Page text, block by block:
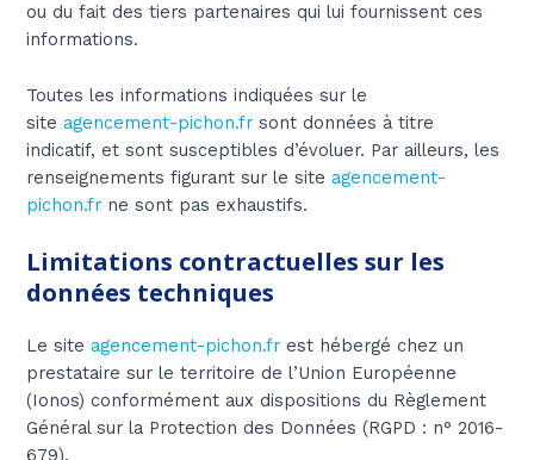
ou du fait des tiers partenaires qui lui fournissent ces
informations.
Toutes les informations indiquées sur le
site agencement-pichon.fr sont données à titre
indicatif, et sont susceptibles d’évoluer. Par ailleurs, les
renseignements figurant sur le site agencement-
pichon.fr ne sont pas exhaustifs.
Limitations contractuelles sur les
données techniques
Le site agencement-pichon.fr est hébergé chez un
prestataire sur le territoire de l’Union Européenne
(Ionos) conformément aux dispositions du Règlement
Général sur la Protection des Données (RGPD : n° 2016-
679).